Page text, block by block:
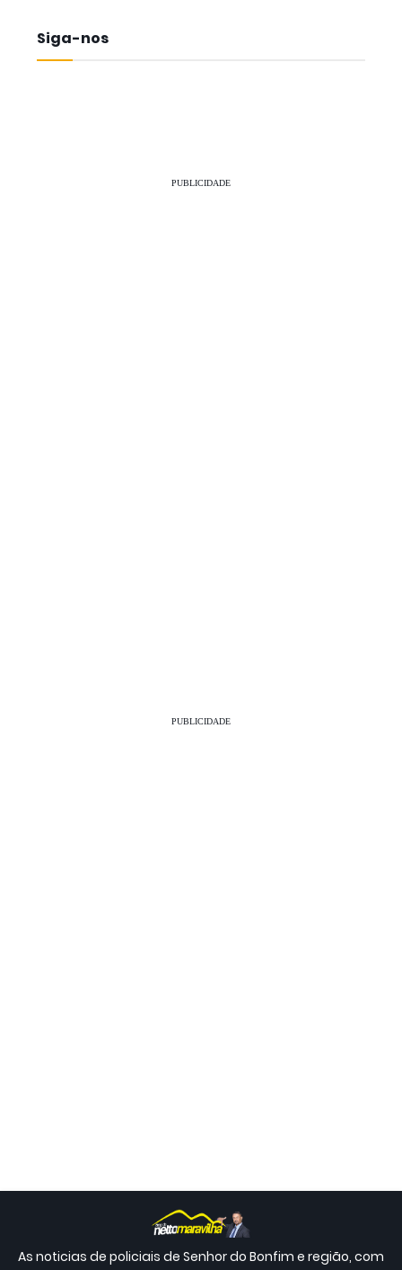
Siga-nos
PUBLICIDADE
PUBLICIDADE
As noticias de policiais de Senhor do Bonfim e região, com